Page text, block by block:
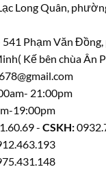
Long Quân,
541 Phạm Văn
Kế bên chùa Ân
21:00pm
19:00pm
- CSKH: